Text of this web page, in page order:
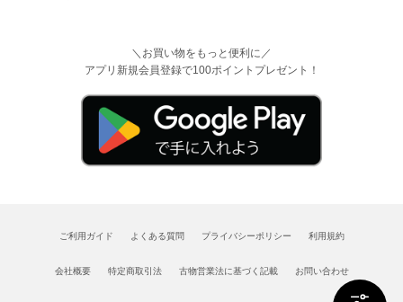
＼お買い物をもっと便利に／
アプリ新規会員登録で100ポイントプレゼント！
ご利用ガイド よくある質問 プライバシーポリシー 利用規約
会社概要 特定商取引法 古物営業法に基づく記載 お問い合わせ